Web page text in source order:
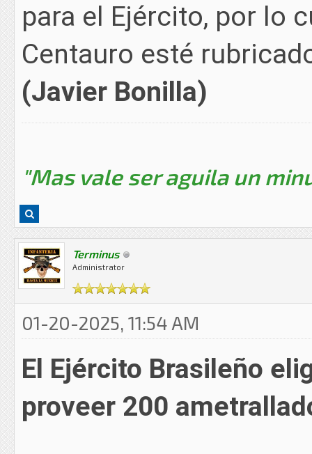
para el Ejército, por lo
Centauro esté
(Javier Bonilla)
"Mas vale ser aguila un
Terminus
Administrator
01-20-2025, 11:54 AM
El Ejército Brasileño
proveer 200